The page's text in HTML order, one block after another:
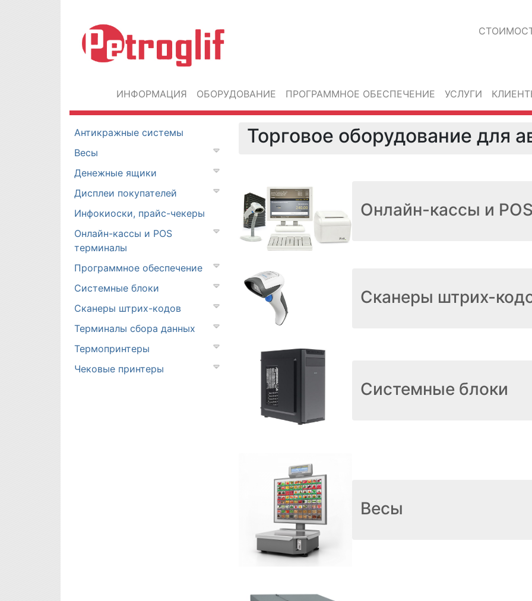
ИНФОРМАЦИЯ ОБОРУДОВАНИЕ ПРОГРАММНОЕ ОБЕСПЕЧЕНИЕ УСЛУГИ
Антикражные системы
Весы
Денежные ящики
Дисплеи покупателей
Инфокиоски, прайс-чекеры
Онлайн-кассы и POS
терминалы
Программное обеспечение
Системные блоки
Сканеры штрих-кодов
Терминалы сбора данных
Термопринтеры
Чековые принтеры
Торговое оборудование для
Онлайн-кассы и
Сканеры штрих-
Системные блоки
Весы